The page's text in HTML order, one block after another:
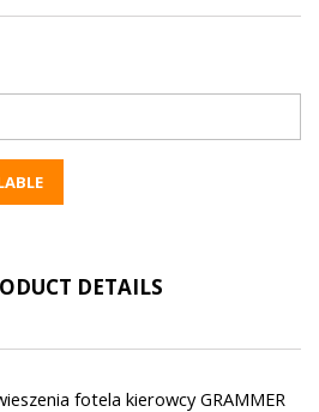
DETAILS
fotela kierowcy GRAMMER